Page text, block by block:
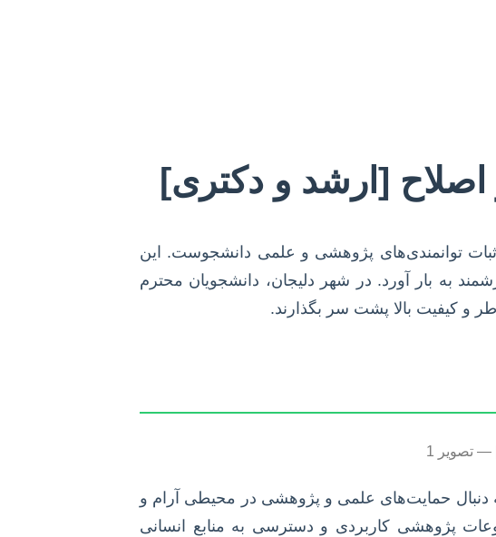
اصلاح [ارشد و دکتری]
توانمندی‌های پژوهشی و علمی دانشجوست. این
به بار آورد. در شهر دلیجان، دانشجویان محترم
و کیفیت بالا پشت سر بگذارند.
دنبال حمایت‌های علمی و پژوهشی در محیطی آرام و
پژوهشی کاربردی و دسترسی به منابع انسانی